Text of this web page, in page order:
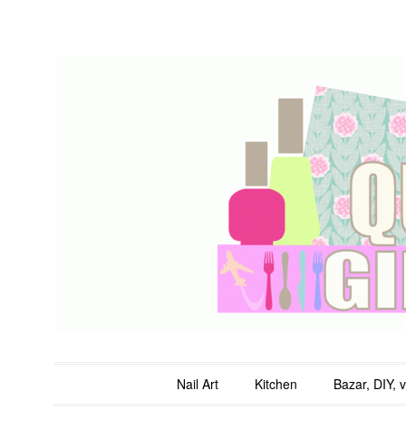
QuicheGirl
Nail Art Kitchen Bazar, DIY,